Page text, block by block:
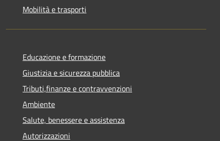
Mobilità e trasporti
Educazione e formazione
Giustizia e sicurezza pubblica
Tributi,finanze e contravvenzioni
Ambiente
Salute, benessere e assistenza
Autorizzazioni